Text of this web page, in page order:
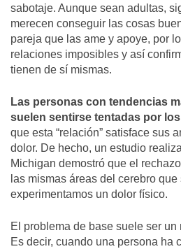
sabotaje. Aunque sean adultas,
merecen conseguir las cosas
pareja que las ame y apoye, por
relaciones imposibles y así
tienen de sí mismas.
Las personas con tendencias
suelen sentirse tentadas por
que esta “relación” satisface sus
dolor. De hecho, un estudio
Michigan demostró que el
las mismas áreas del cerebro
experimentamos un dolor físico.
El problema de base suele ser
Es decir, cuando una persona ha